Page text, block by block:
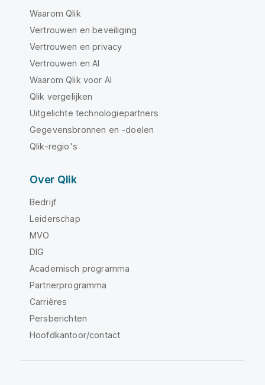
Waarom Qlik
Vertrouwen en beveiliging
Vertrouwen en privacy
Vertrouwen en AI
Waarom Qlik voor AI
Qlik vergelijken
Uitgelichte technologiepartners
Gegevensbronnen en -doelen
Qlik-regio's
Over Qlik
Bedrijf
Leiderschap
MVO
DIG
Academisch programma
Partnerprogramma
Carrières
Persberichten
Hoofdkantoor/contact